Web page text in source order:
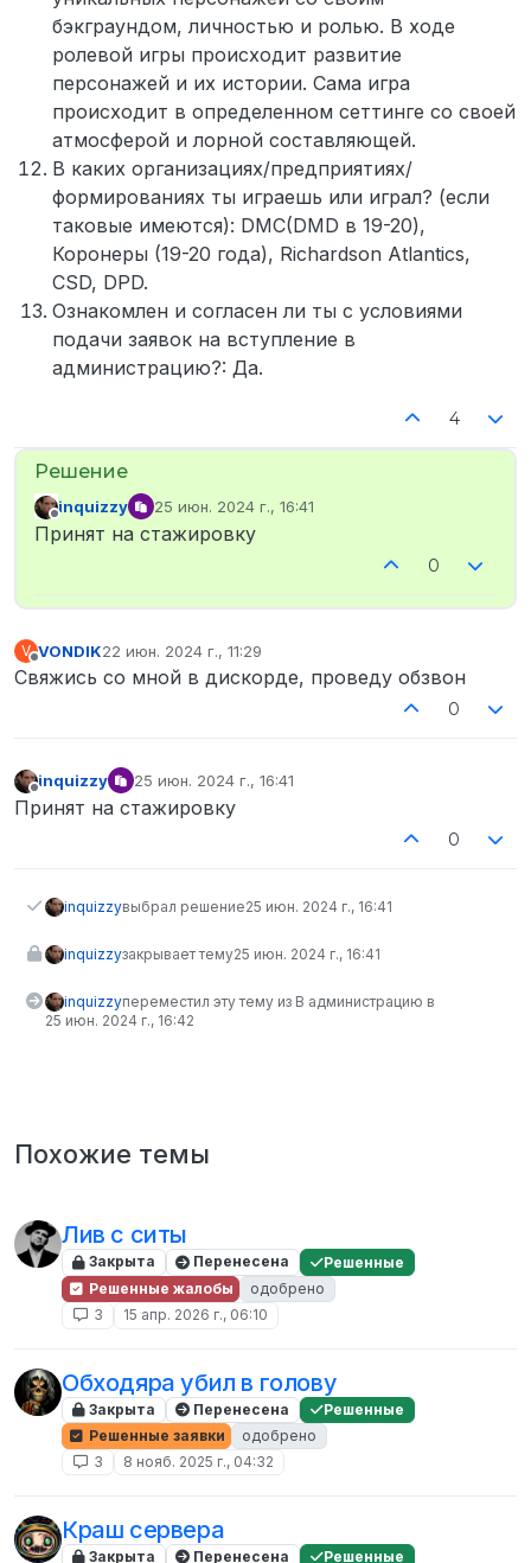
бэкграундом, личностью и ролью. В ходе
ролевой игры происходит развитие
персонажей и их истории. Сама игра
происходит в определенном сеттинге со своей
атмосферой и лорной составляющей.
В каких организациях/предприятиях/
формированиях ты играешь или играл? (если
таковые имеются): DMC(DMD в 19-20),
Коронеры (19-20 года), Richardson Atlantics,
CSD, DPD.
Ознакомлен и согласен ли ты с условиями
подачи заявок на вступление в
администрацию?: Да.
4
Не в сети
inquizzy 25 июн. 2024 г., 16:41
отредактировано
Принят на стажировку
0
V VONDIK22 июн. 2024 г., 11:29
отредактировано
Свяжись со мной в дискорде, проведу обзвон
0
inquizzy 25 июн. 2024 г., 16:41
отредактировано
Принят на стажировку
0
inquizzyвыбрал решение25 июн. 2024 г., 16:41
inquizzyзакрывает тему25 июн. 2024 г., 16:41
inquizzyпереместил эту тему из В администрацию в
25 июн. 2024 г., 16:42
Похожие темы
Лив с ситы
Закрыта Перенесена
Решенные
Решенные жалобы
одобрено
3
15 апр. 2026 г., 06:10
Обходяра убил в голову
Закрыта Перенесена
Решенные
Решенные заявки
одобрено
3
8 нояб. 2025 г., 04:32
Краш сервера
Закрыта Перенесена Решенные